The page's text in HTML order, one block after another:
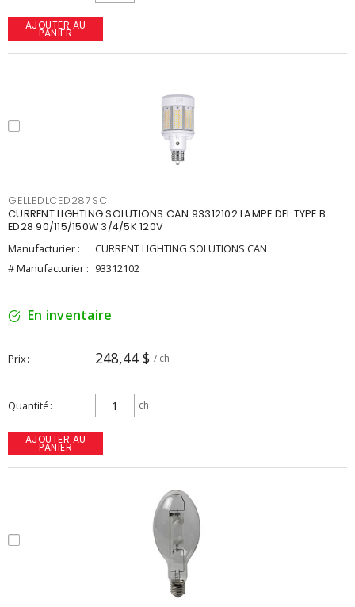
AJOUTER AU
PANIER
GELLEDLCED287SC
CURRENT LIGHTING SOLUTIONS CAN 93312102 LAMPE DEL TYPE B
ED28 90/115/150W 3/4/5K 120V
Manufacturier :
CURRENT LIGHTING SOLUTIONS CAN
# Manufacturier : 93312102
En inventaire
Prix 248,44 $ / ch
Quantité ch
AJOUTER AU
PANIER